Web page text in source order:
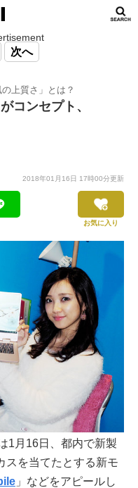
次へ
上質さ」とは？
コンセプト、
2018年01月16日 17時00分更新
お気に入り
1月16日、都内で新製
スを当てたとする新モ
」などをアピールし